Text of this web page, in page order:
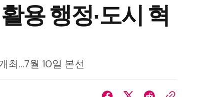
용 행정·도시 혁
최…7월 10일 본선